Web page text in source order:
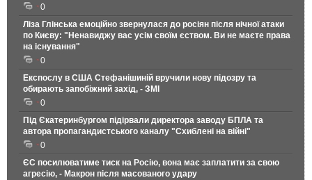
0
Ліза Глінська емоційно звернулася до росіян після нічної атаки
по Києву: "Ненавиджу вас усім своїм єством. Ви не маєте права
на існування"
0
Експослу в США Стефанішиній вручили нову підозру та
обирають запобіжний захід, - ЗМІ
0
Під Єкатеринбургом підірвали директора заводу БПЛА та
автора пропагандистського каналу "Схиблені на війні"
0
ЄС посилюватиме тиск на Росію, вона має заплатити за свою
агресію, - Макрон після масованого удару